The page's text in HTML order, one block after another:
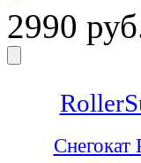
2990
Снегокат